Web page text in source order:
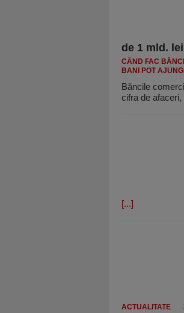
de 1 mld.
CÂND FAC
BANI POT
Băncile
cifra de
[...]
ACTUALITATE